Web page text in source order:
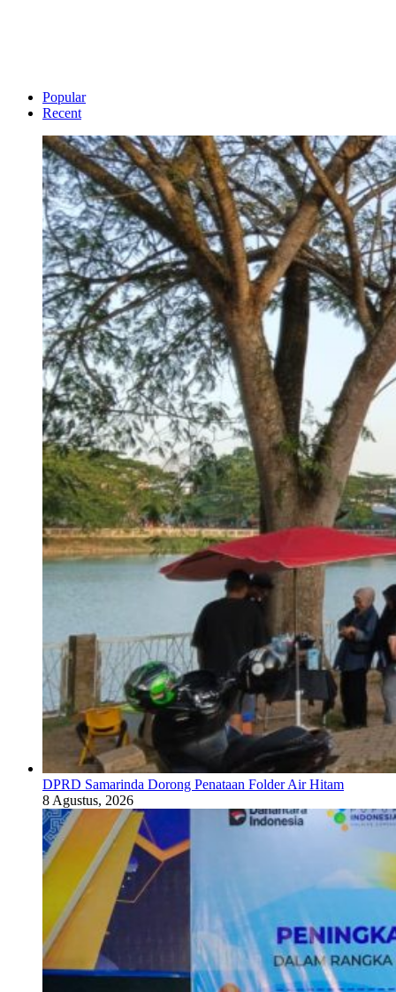
Popular
Recent
DPRD Samarinda Dorong Penataan Folder Air Hitam
8 Agustus, 2026